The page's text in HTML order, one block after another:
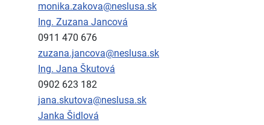
monika.zakova@neslusa.sk
Ing. Zuzana Jancová
0911 470 676
zuzana.jancova@neslusa.sk
Ing. Jana Škutová
0902 623 182
jana.skutova@neslusa.sk
Janka Šidlová